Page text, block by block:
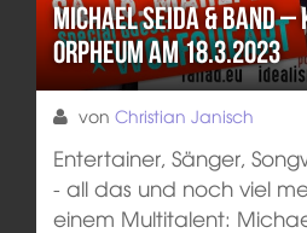
Michael Seida & Band –
Orpheum am 18.3.2023
von Christian Janisch
Entertainer, Sänger,
- all das und noch viel
einem Multitalent: